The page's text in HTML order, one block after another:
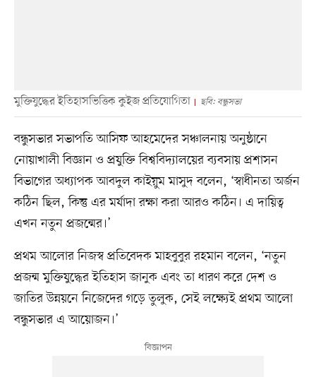
মুক্তিযুদ্ধের ইতিহাসভিত্তিক কুইজ প্রতিযোগিতা ছবি: বন্ধুসভা
বন্ধুসভার সভাপতি আসিফ আহমেদের সঞ্চালনায় অনুষ্ঠানে
নোয়াখালী বিজ্ঞান ও প্রযুক্তি বিশ্ববিদ্যালয়ের ব্যবসায় প্রশাসন
বিভাগের অধ্যাপক আবদুল কাইয়ুম মাসুদ বলেন, ‘স্বাধীনতা অর্জন
কঠিন ছিল, কিন্তু এর মর্যাদা রক্ষা করা আরও কঠিন। এ দায়িত্ব
এখন নতুন প্রজন্মের।’
প্রথম আলোর নিজস্ব প্রতিবেদক মাহবুবুর রহমান বলেন, ‘নতুন
প্রজন্ম মুক্তিযুদ্ধের ইতিহাস জানুক এবং তা ধারণ করে দেশ ও
জাতির উন্নয়নে নিজেদের গড়ে তুলুক, সেই লক্ষ্যেই প্রথম আলো
বন্ধুসভার এ আয়োজন।’